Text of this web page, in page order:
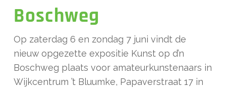
Boschweg
Op zaterdag 6 en zondag 7 juni vindt de
nieuw opgezette expositie Kunst op d’n
Boschweg plaats voor amateurkunstenaars in
Wijkcentrum ’t Bluumke, Papaverstraat 17 in